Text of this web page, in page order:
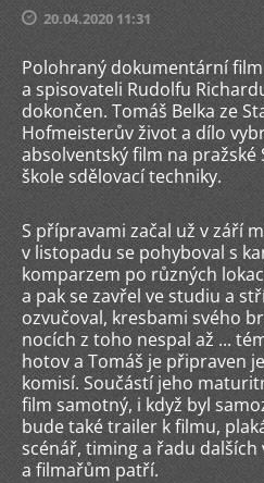
20.04.2020 11:31
Polohraný dokumentární
a spisovateli Rudolfu
dokončen. Tomáš Belka ze
Hofmeisterův život a dílo
absolventský film na
škole sdělovací techniky.
S přípravami začal už v září
v listopadu se pohyboval s
komparzem po různých
a pak se zavřel ve studiu a
ozvučoval, kresbami svého
nocích z toho nespal až ...
hotov a Tomáš je připraven
komisí. Součástí jeho
film samotný, i když byl
bude také trailer k filmu,
scénář, timing a řadu
a filmařům patří.